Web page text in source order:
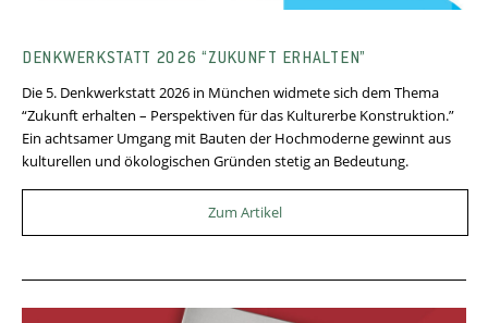
DENKWERKSTATT 2026 “ZUKUNFT ERHALTEN”
Die 5. Denkwerkstatt 2026 in München widmete sich dem Thema
“Zukunft erhalten – Perspektiven für das Kulturerbe Konstruktion.”
Ein achtsamer Umgang mit Bauten der Hochmoderne gewinnt aus
kulturellen und ökologischen Gründen stetig an Bedeutung.
Zum Artikel